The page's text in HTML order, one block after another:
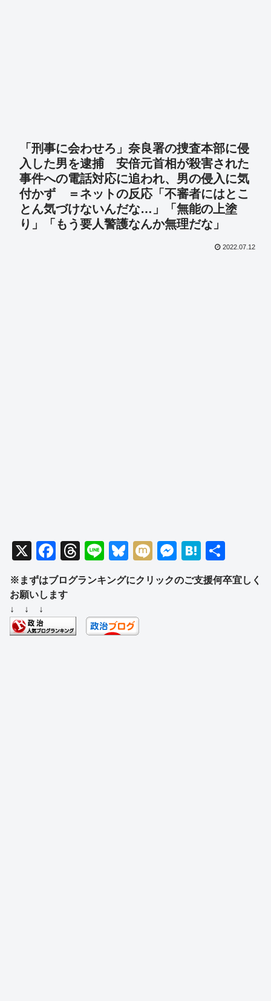
「刑事に会わせろ」奈良署の捜査本部に侵
入した男を逮捕 安倍元首相が殺害された
事件への電話対応に追われ、男の侵入に気
付かず ＝ネットの反応「不審者にはとこ
とん気づけないんだな…」「無能の上塗
り」「もう要人警護なんか無理だな」
2022.07.12
X
F
a
c
b
T
hr
e
d
Li
n
e
Bl
e
y
M
ixi
M
ss
H
at
e
有
※まずはブログランキングにクリックのご支援何卒宜しく
お願いします
↓ ↓ ↓